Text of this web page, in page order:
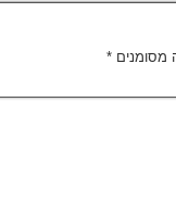
מסומנים*